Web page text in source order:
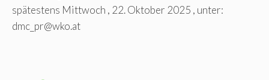
spätestens Mittwoch , 22. Oktober 2025 , unter:
dmc_pr@wko.at